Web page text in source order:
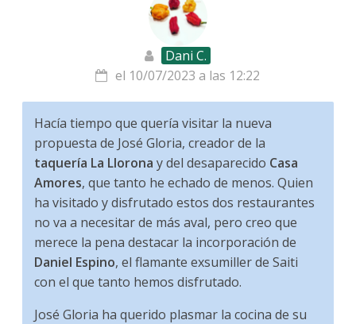
Dani C.
el 10/07/2023 a las 12:22
Hacía tiempo que quería visitar la nueva
propuesta de José Gloria, creador de la
taquería La Llorona y del desaparecido Casa
Amores, que tanto he echado de menos. Quien
ha visitado y disfrutado estos dos restaurantes
no va a necesitar de más aval, pero creo que
merece la pena destacar la incorporación de
Daniel Espino, el flamante exsumiller de Saiti
con el que tanto hemos disfrutado.
José Gloria ha querido plasmar la cocina de su